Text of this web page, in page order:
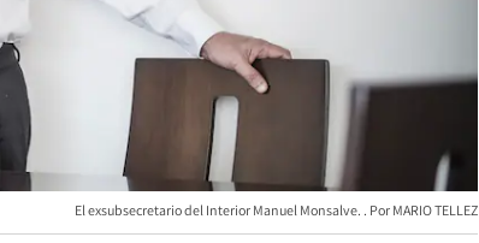
El exsubsecretario del Interior Manuel Monsalve. MARIO TELLEZ